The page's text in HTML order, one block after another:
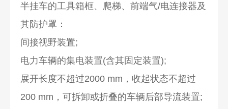
半挂车的工具箱框、爬梯、前端气/电连接器及
其防护罩：
间接视野装置;
电力车辆的集电装置(含其固定装置);
展开长度不超过2000 mm，收起状态不超过
200 mm，可拆卸或折叠的车辆后部导流装置;